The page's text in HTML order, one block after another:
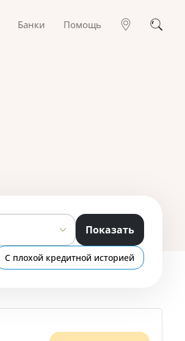
Банки Помощь
Показать
С плохой кредитной историей